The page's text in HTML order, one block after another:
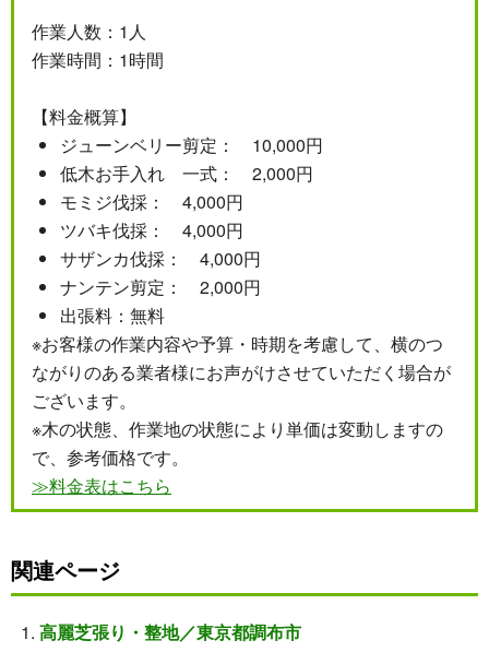
作業人数：1人
作業時間：1時間
【料金概算】
ジューンベリー剪定： 10,000円
低木お手入れ 一式： 2,000円
モミジ伐採： 4,000円
ツバキ伐採： 4,000円
サザンカ伐採： 4,000円
ナンテン剪定： 2,000円
出張料：無料
※お客様の作業内容や予算・時期を考慮して、横のつ
ながりのある業者様にお声がけさせていただく場合が
ございます。
※木の状態、作業地の状態により単価は変動しますの
で、参考価格です。
≫料金表はこちら
関連ページ
高麗芝張り・整地／東京都調布市